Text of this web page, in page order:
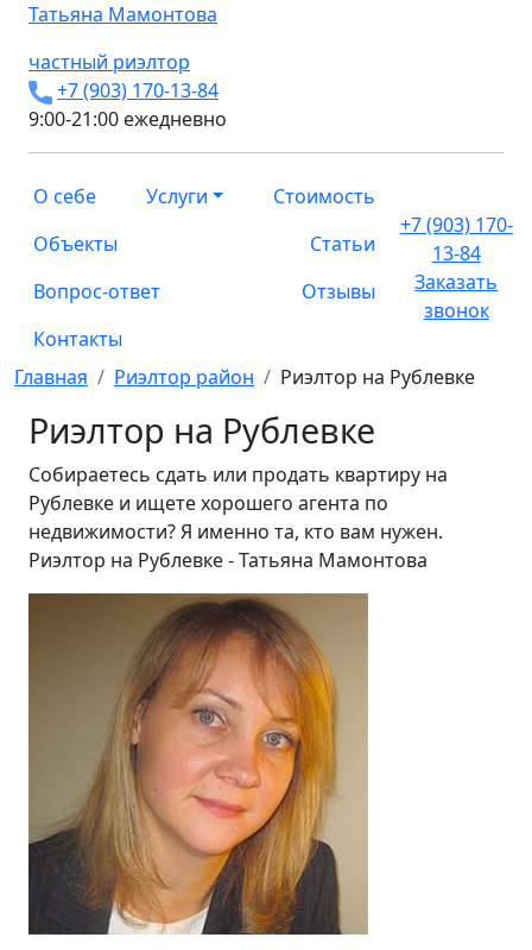
Татьяна Мамонтова
частный риэлтор
+7 (903) 170-13-84
9:00-21:00 ежедневно
О себе Услуги
Стоимость
Объекты
Статьи
Вопрос-ответ
Отзывы
Контакты
+7 (903) 170-
13-84
Заказать
звонок
Главная Риэлтор район Риэлтор на Рублевке
Риэлтор на Рублевке
Собираетесь сдать или продать квартиру на
Рублевке и ищете хорошего агента по
недвижимости? Я именно та, кто вам нужен.
Риэлтор на Рублевке - Татьяна Мамонтова